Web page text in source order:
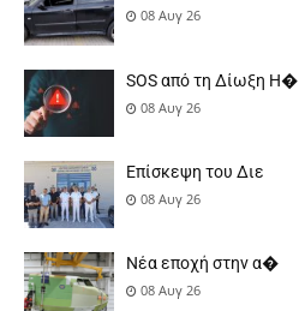
08 Αυγ 26
SOS από τη Δίωξη Η�
08 Αυγ 26
Επίσκεψη του Διε
08 Αυγ 26
Νέα εποχή στην α�
08 Αυγ 26